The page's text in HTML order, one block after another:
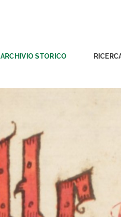
ARCHIVIO STORICO